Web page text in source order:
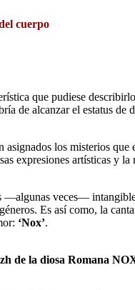
cuerpo
que pudiese
de alcanzar el estatus
los misterios que
expresiones artísticas y
―algunas veces―
Es así como, la
‘Nox’.
de la diosa Romana